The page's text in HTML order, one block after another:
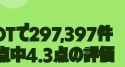
297,397件
点中4.3点の評価